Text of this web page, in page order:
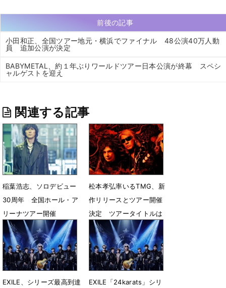
前後の記事
小田和正、全国ツアー地元・横浜でファイナル 48公演40万人動
員 追加公演が決定
BABYMETAL、約１年ぶりワールドツアー日本公演が終幕 スペシ
ャルゲストを迎え
関連する記事
稲葉浩志、ソロデビュー
30周年 全国ホール・ア
リーナツアー開催
5月21日 12時31分
松本孝弘率いるTMG、新
作リリースとツアー開催
決定 ツアータイトルは
意味深な「SAYONARA」
5月8日 14時20分
EXILE、シリーズ最高到達
EXILE「24karats」シリ